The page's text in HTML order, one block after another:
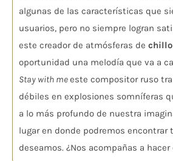
algunas de las características que
usuarios, pero no siempre logran
este creador de atmósferas de
oportunidad una melodía que va a
Stay with meeste compositor ruso
débiles en explosiones somníferas
a lo más profundo de nuestra
lugar en donde podremos encontrar
deseamos. ¿Nos acompañas a